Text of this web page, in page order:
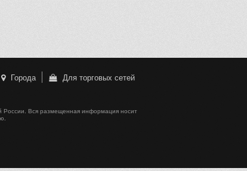
Города
Для торговых сетей
России. Вся размещенная информация носит